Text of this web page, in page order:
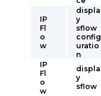
IP
Fl
o
w
displa
y
sflow
config
uratio
n
IP
Fl
o
w
displa
y
sflow